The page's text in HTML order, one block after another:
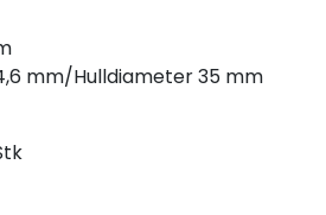
mm/Hulldiameter 35 mm